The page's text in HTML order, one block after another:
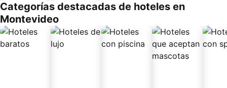
Categorías destacadas de hoteles en
Montevideo